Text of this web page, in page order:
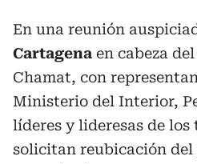
En una reunión
Cartagena en cabeza
Chamat, con
Ministerio del Interior,
líderes y lideresas de
solicitan reubicación del